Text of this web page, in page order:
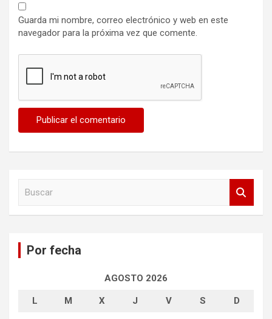
Guarda mi nombre, correo electrónico y web en este
navegador para la próxima vez que comente.
Por fecha
AGOSTO 2026
L M X J V S D